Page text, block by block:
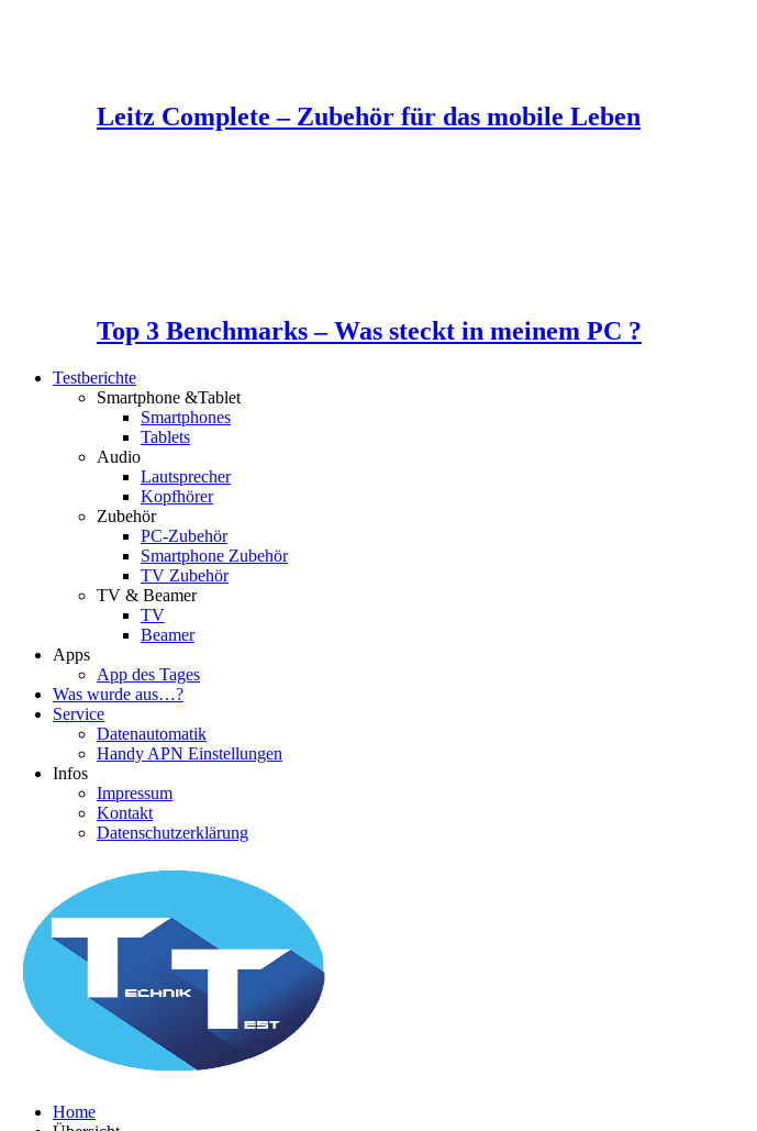
Leitz Complete – Zubehör für das mobile Leben
Top 3 Benchmarks – Was steckt in meinem PC ?
Testberichte
Smartphone &Tablet
Smartphones
Tablets
Audio
Lautsprecher
Kopfhörer
Zubehör
PC-Zubehör
Smartphone Zubehör
TV Zubehör
TV & Beamer
TV
Beamer
Apps
App des Tages
Was wurde aus…?
Service
Datenautomatik
Handy APN Einstellungen
Infos
Impressum
Kontakt
Datenschutzerklärung
Home